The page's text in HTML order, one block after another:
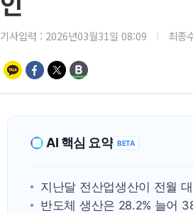
기사입력 : 2026년03월31일 08:09 최종
AI 핵심 요약 BETA
지난달 전산업생산이 전월
반도체 생산은 28.2% 늘어